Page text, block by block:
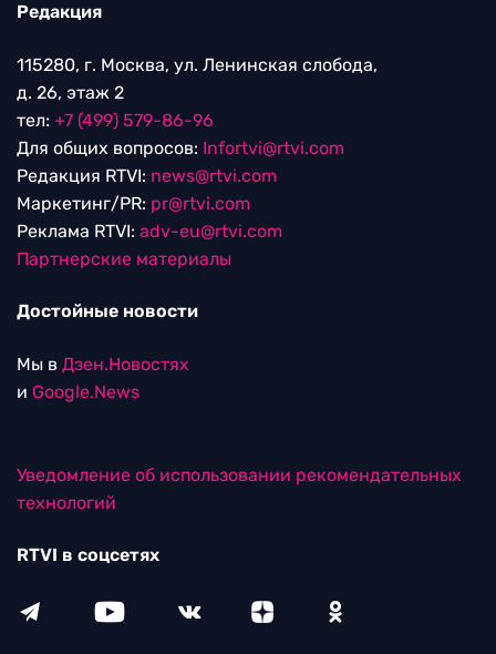
Редакция
115280, г. Москва, ул. Ленинская слобода,
д. 26, этаж 2
тел: +7 (499) 579-86-96
Для общих вопросов: Infortvi@rtvi.com
Редакция RTVI: news@rtvi.com
Маркетинг/PR: pr@rtvi.com
Реклама RTVI: adv-eu@rtvi.com
Партнерские материалы
Достойные новости
Мы в Дзен.Новостях
и Google.News
Уведомление об использовании рекомендательных
технологий
RTVI в соцсетях